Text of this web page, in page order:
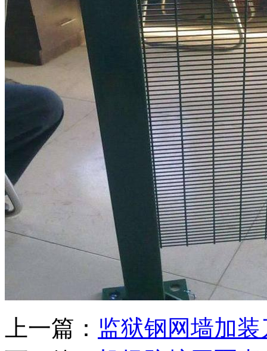
上一篇： 监狱钢网墙加